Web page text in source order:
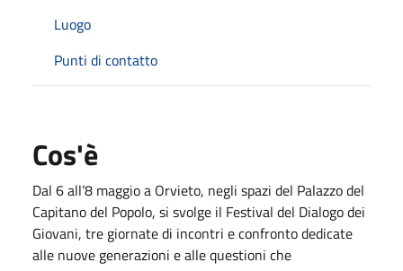
Luogo
Punti di contatto
Cos'è
Dal 6 all’8 maggio a Orvieto, negli spazi del Palazzo del
Capitano del Popolo, si svolge il Festival del Dialogo dei
Giovani, tre giornate di incontri e confronto dedicate
alle nuove generazioni e alle questioni che